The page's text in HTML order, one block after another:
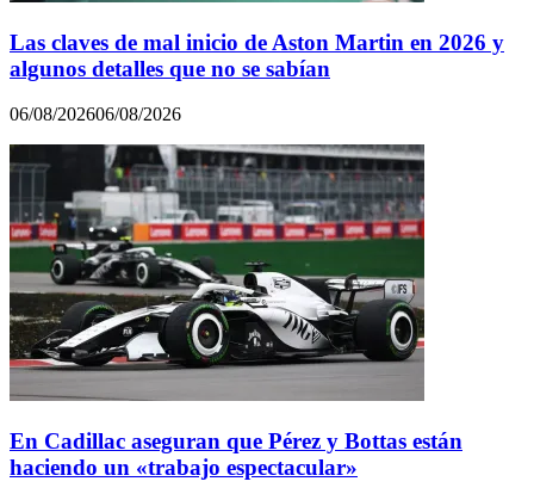
Las claves de mal inicio de Aston Martin en 2026 y
algunos detalles que no se sabían
06/08/202606/08/2026
En Cadillac aseguran que Pérez y Bottas están
haciendo un «trabajo espectacular»